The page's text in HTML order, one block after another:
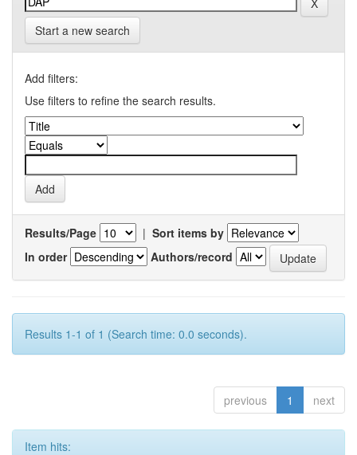
Start a new search
Add filters:
Use filters to refine the search results.
Results/Page | Sort items by
In order
Authors/record
Results 1-1 of 1 (Search time: 0.0 seconds).
previous 1 next
Item hits: